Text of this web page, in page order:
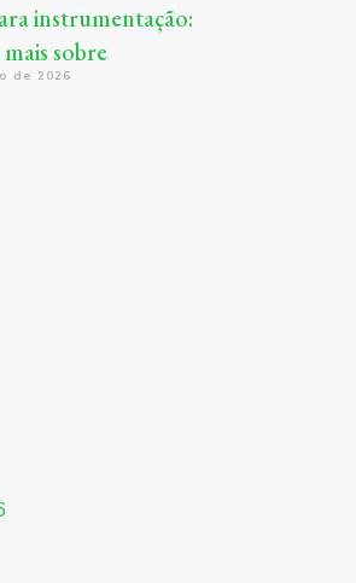
instrumentação:
sobre
de 2026